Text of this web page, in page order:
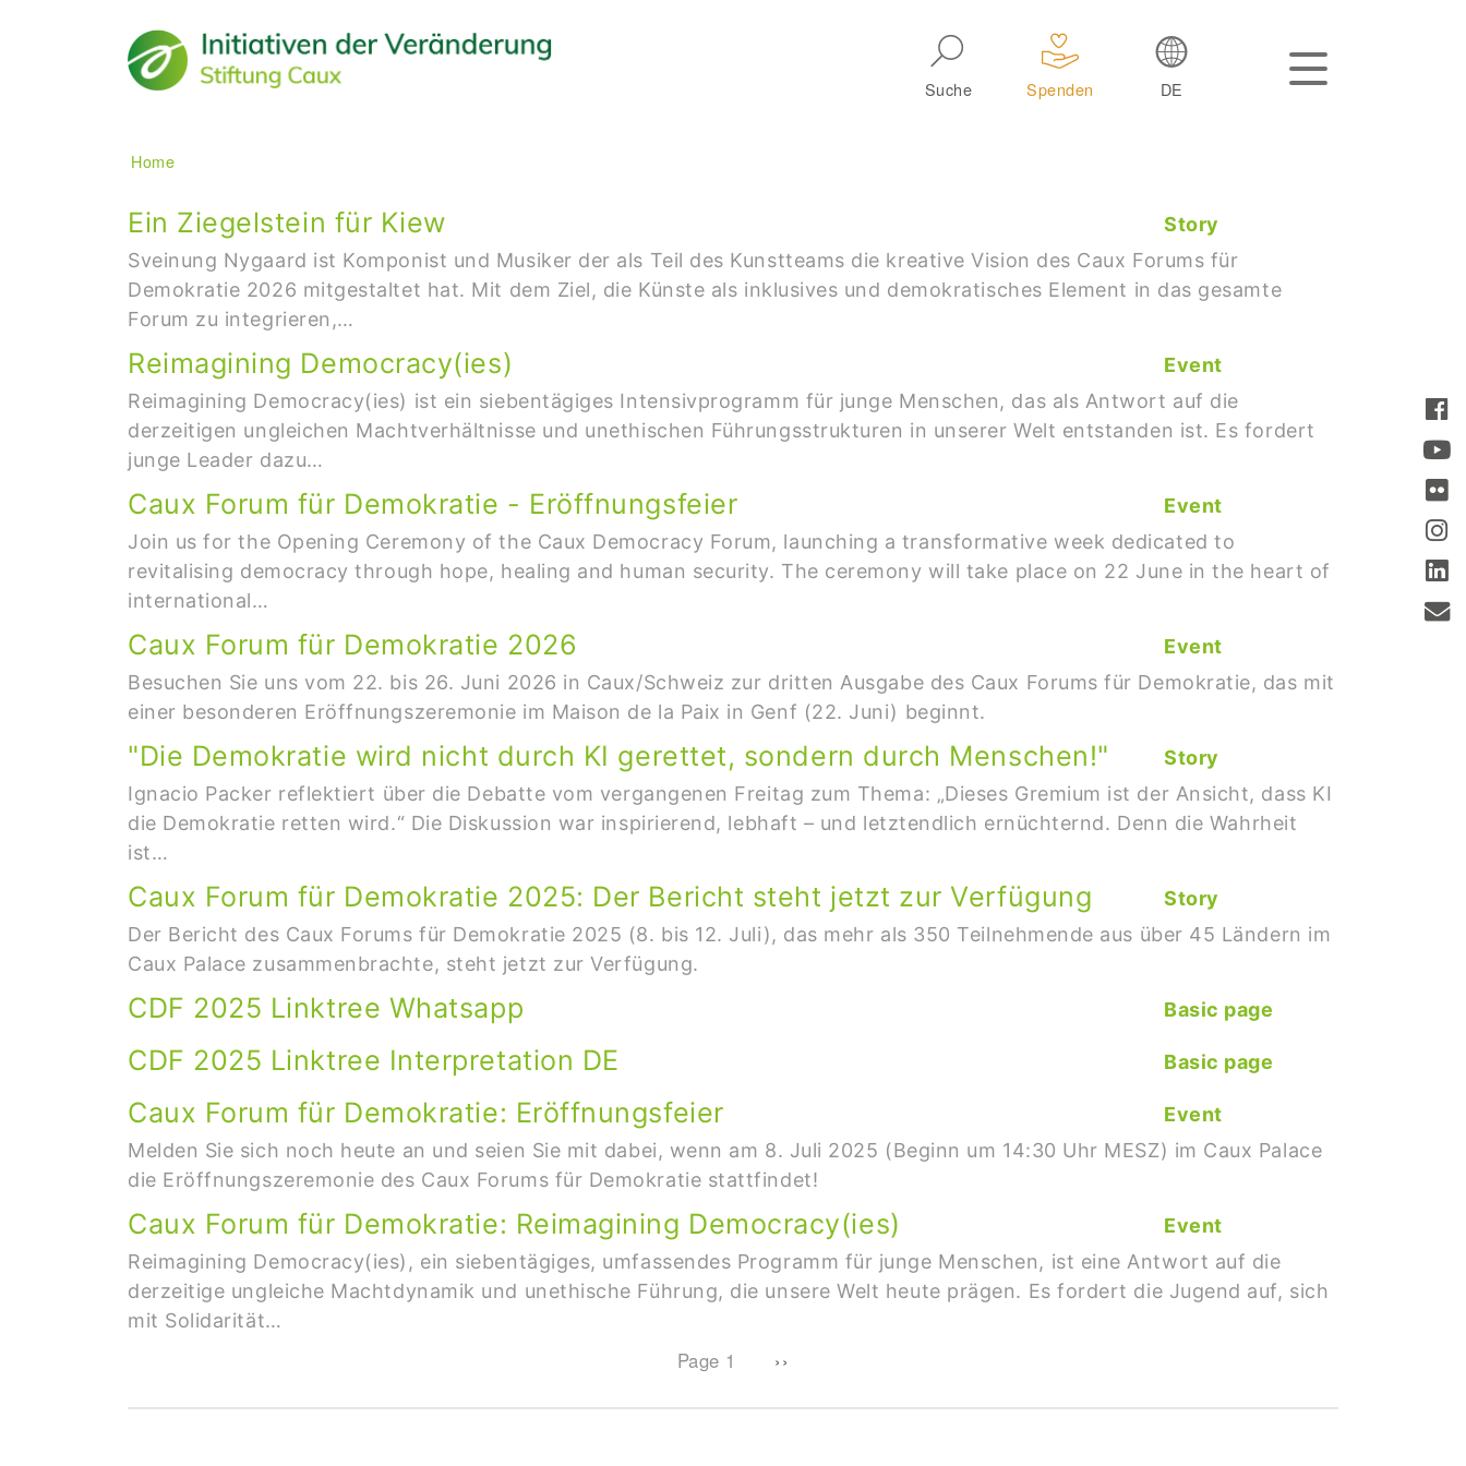
Suche Spenden DE
Main navigation
Breadcrumb
Home
Ein Ziegelstein für Kiew
Story
Sveinung Nygaard ist Komponist und Musiker der als Teil des Kunstteams die kreative Vision des Caux Forums für
Demokratie 2026 mitgestaltet hat. Mit dem Ziel, die Künste als inklusives und demokratisches Element in das gesamte
Forum zu integrieren,…
Reimagining Democracy(ies)
Event
Reimagining Democracy(ies) ist ein siebentägiges Intensivprogramm für junge Menschen, das als Antwort auf die
derzeitigen ungleichen Machtverhältnisse und unethischen Führungsstrukturen in unserer Welt entstanden ist. Es fordert
junge Leader dazu…
Caux Forum für Demokratie - Eröffnungsfeier
Event
Join us for the Opening Ceremony of the Caux Democracy Forum, launching a transformative week dedicated to
revitalising democracy through hope, healing and human security. The ceremony will take place on 22 June in the heart of
international…
Caux Forum für Demokratie 2026
Event
Besuchen Sie uns vom 22. bis 26. Juni 2026 in Caux/Schweiz zur dritten Ausgabe des Caux Forums für Demokratie, das mit
einer besonderen Eröffnungszeremonie im Maison de la Paix in Genf (22. Juni) beginnt.
"Die Demokratie wird nicht durch KI gerettet, sondern durch Menschen!"
Story
Ignacio Packer reflektiert über die Debatte vom vergangenen Freitag zum Thema: „Dieses Gremium ist der Ansicht, dass KI
die Demokratie retten wird.“ Die Diskussion war inspirierend, lebhaft – und letztendlich ernüchternd. Denn die Wahrheit
ist…
Caux Forum für Demokratie 2025: Der Bericht steht jetzt zur Verfügung
Story
Der Bericht des Caux Forums für Demokratie 2025 (8. bis 12. Juli), das mehr als 350 Teilnehmende aus über 45 Ländern im
Caux Palace zusammenbrachte, steht jetzt zur Verfügung.
CDF 2025 Linktree Whatsapp Basic page
CDF 2025 Linktree Interpretation DE Basic page
Caux Forum für Demokratie: Eröffnungsfeier
Event
Melden Sie sich noch heute an und seien Sie mit dabei, wenn am 8. Juli 2025 (Beginn um 14:30 Uhr MESZ) im Caux Palace
die Eröffnungszeremonie des Caux Forums für Demokratie stattfindet!
Caux Forum für Demokratie: Reimagining Democracy(ies)
Event
Reimagining Democracy(ies), ein siebentägiges, umfassendes Programm für junge Menschen, ist eine Antwort auf die
derzeitige ungleiche Machtdynamik und unethische Führung, die unsere Welt heute prägen. Es fordert die Jugend auf, sich
mit Solidarität…
Page 1 Next page
››